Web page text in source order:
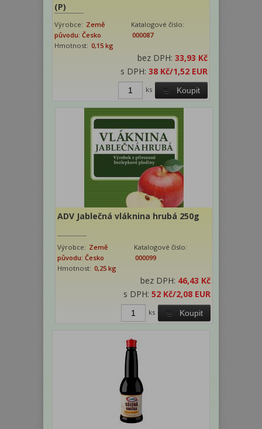
(P)
Výrobce: Země
původu: Česko
Katalogové číslo:
000087
Hmotnost: 0,15 kg
bez DPH: 33,93 Kč
s DPH: 38 Kč/1,52 EUR
Koupit
ks
ADV Jablečná vláknina hrubá 250g
Výrobce: Země
původu: Česko
Katalogové číslo:
000099
Hmotnost: 0,25 kg
bez DPH: 46,43 Kč
s DPH:52 Kč/2,08 EUR
Koupit
ks